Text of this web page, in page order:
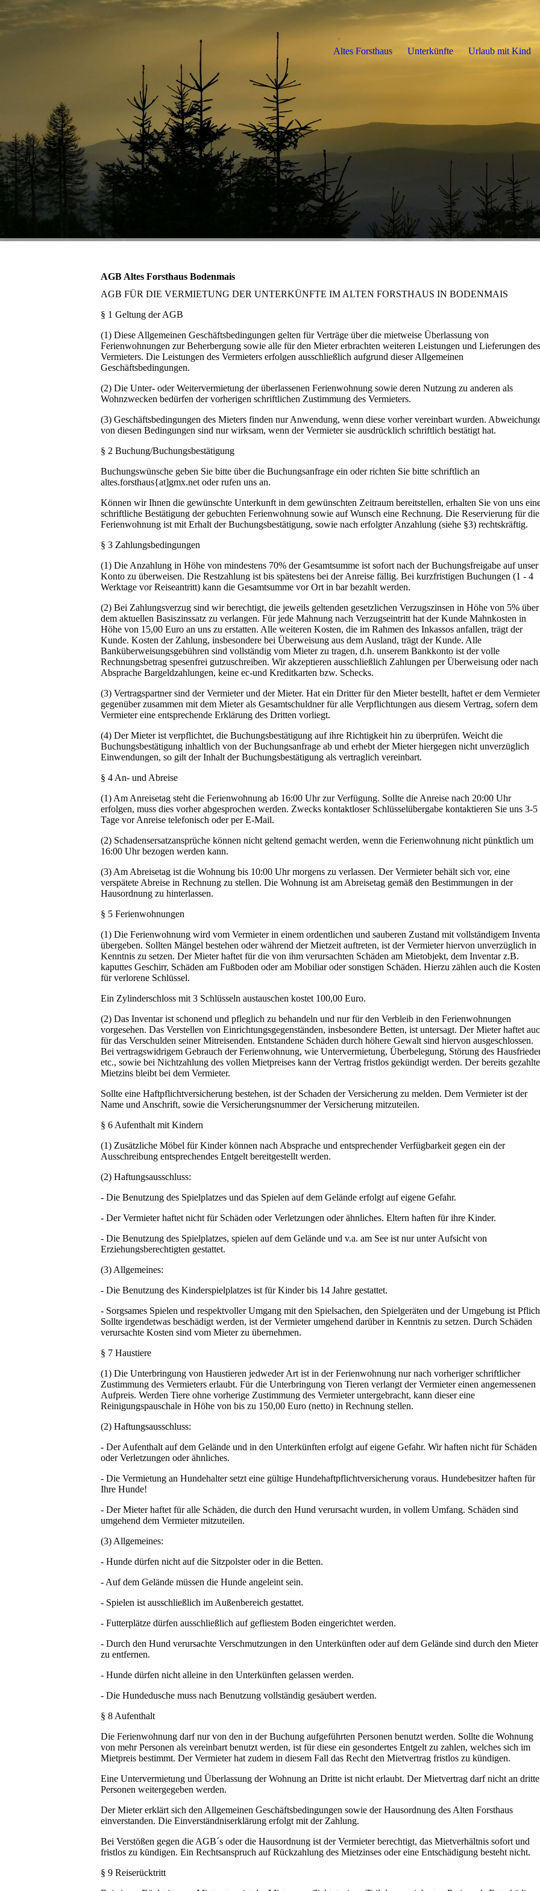
AGB Altes Forsthaus Bodenmais
AGB FÜR DIE VERMIETUNG DER UNTERKÜNFTE IM ALTEN FORSTHAUS IN BODENMAIS
§ 1 Geltung der AGB
(1) Diese Allgemeinen Geschäftsbedingungen gelten für Verträge über die mietweise Überlassung von
Ferienwohnungen zur Beherbergung sowie alle für den Mieter erbrachten weiteren Leistungen und Lieferungen des
Vermieters. Die Leistungen des Vermieters erfolgen ausschließlich aufgrund dieser Allgemeinen
Geschäftsbedingungen.
(2) Die Unter- oder Weitervermietung der überlassenen Ferienwohnung sowie deren Nutzung zu anderen als
Wohnzwecken bedürfen der vorherigen schriftlichen Zustimmung des Vermieters.
(3) Geschäftsbedingungen des Mieters finden nur Anwendung, wenn diese vorher vereinbart wurden.
von diesen Bedingungen sind nur wirksam, wenn der Vermieter sie ausdrücklich schriftlich bestätigt hat.
§ 2 Buchung/Buchungsbestätigung
Buchungswünsche geben Sie bitte über die Buchungsanfrage ein oder richten Sie bitte schriftlich an
altes.forsthaus{at]gmx.net oder rufen uns an.
Können wir Ihnen die gewünschte Unterkunft in dem gewünschten Zeitraum bereitstellen, erhalten Sie von uns
schriftliche Bestätigung der gebuchten Ferienwohnung sowie auf Wunsch eine Rechnung. Die Reservierung für die
Ferienwohnung ist mit Erhalt der Buchungsbestätigung, sowie nach erfolgter Anzahlung (siehe §3) rechtskräftig.
§ 3 Zahlungsbedingungen
(1) Die Anzahlung in Höhe von mindestens 70% der Gesamtsumme ist sofort nach der Buchungsfreigabe auf unser
Konto zu überweisen. Die Restzahlung ist bis spätestens bei der Anreise fällig. Bei kurzfristigen Buchungen (1 - 4
Werktage vor Reiseantritt) kann die Gesamtsumme vor Ort in bar bezahlt werden.
(2) Bei Zahlungsverzug sind wir berechtigt, die jeweils geltenden gesetzlichen Verzugszinsen in Höhe von 5% über
dem aktuellen Basiszinssatz zu verlangen. Für jede Mahnung nach Verzugseintritt hat der Kunde Mahnkosten in
Höhe von 15,00 Euro an uns zu erstatten. Alle weiteren Kosten, die im Rahmen des Inkassos anfallen, trägt der
Kunde. Kosten der Zahlung, insbesondere bei Überweisung aus dem Ausland, trägt der Kunde. Alle
Banküberweisungsgebühren sind vollständig vom Mieter zu tragen, d.h. unserem Bankkonto ist der volle
Rechnungsbetrag spesenfrei gutzuschreiben. Wir akzeptieren ausschließlich Zahlungen per Überweisung oder nach
Absprache Bargeldzahlungen, keine ec-und Kreditkarten bzw. Schecks.
(3) Vertragspartner sind der Vermieter und der Mieter. Hat ein Dritter für den Mieter bestellt, haftet er dem Vermieter
gegenüber zusammen mit dem Mieter als Gesamtschuldner für alle Verpflichtungen aus diesem Vertrag, sofern dem
Vermieter eine entsprechende Erklärung des Dritten vorliegt.
(4) Der Mieter ist verpflichtet, die Buchungsbestätigung auf ihre Richtigkeit hin zu überprüfen. Weicht die
Buchungsbestätigung inhaltlich von der Buchungsanfrage ab und erhebt der Mieter hiergegen nicht unverzüglich
Einwendungen, so gilt der Inhalt der Buchungsbestätigung als vertraglich vereinbart.
§ 4 An- und Abreise
(1) Am Anreisetag steht die Ferienwohnung ab 16:00 Uhr zur Verfügung. Sollte die Anreise nach 20:00 Uhr
erfolgen, muss dies vorher abgesprochen werden. Zwecks kontaktloser Schlüsselübergabe kontaktieren Sie uns 3-5
Tage vor Anreise telefonisch oder per E-Mail.
(2) Schadensersatzansprüche können nicht geltend gemacht werden, wenn die Ferienwohnung nicht pünktlich um
16:00 Uhr bezogen werden kann.
(3) Am Abreisetag ist die Wohnung bis 10:00 Uhr morgens zu verlassen. Der Vermieter behält sich vor, eine
verspätete Abreise in Rechnung zu stellen. Die Wohnung ist am Abreisetag gemäß den Bestimmungen in der
Hausordnung zu hinterlassen.
§ 5 Ferienwohnungen
(1) Die Ferienwohnung wird vom Vermieter in einem ordentlichen und sauberen Zustand mit vollständigem
übergeben. Sollten Mängel bestehen oder während der Mietzeit auftreten, ist der Vermieter hiervon unverzüglich in
Kenntnis zu setzen. Der Mieter haftet für die von ihm verursachten Schäden am Mietobjekt, dem Inventar z.B.
kaputtes Geschirr, Schäden am Fußboden oder am Mobiliar oder sonstigen Schäden. Hierzu zählen auch die Kosten
für verlorene Schlüssel.
Ein Zylinderschloss mit 3 Schlüsseln austauschen kostet 100,00 Euro.
(2) Das Inventar ist schonend und pfleglich zu behandeln und nur für den Verbleib in den Ferienwohnungen
vorgesehen. Das Verstellen von Einrichtungsgegenständen, insbesondere Betten, ist untersagt. Der Mieter haftet
für das Verschulden seiner Mitreisenden. Entstandene Schäden durch höhere Gewalt sind hiervon ausgeschlossen.
Bei vertragswidrigem Gebrauch der Ferienwohnung, wie Untervermietung, Überbelegung, Störung des
etc., sowie bei Nichtzahlung des vollen Mietpreises kann der Vertrag fristlos gekündigt werden. Der bereits gezahlte
Mietzins bleibt bei dem Vermieter.
Sollte eine Haftpflichtversicherung bestehen, ist der Schaden der Versicherung zu melden. Dem Vermieter ist der
Name und Anschrift, sowie die Versicherungsnummer der Versicherung mitzuteilen.
§ 6 Aufenthalt mit Kindern
(1) Zusätzliche Möbel für Kinder können nach Absprache und entsprechender Verfügbarkeit gegen ein der
Ausschreibung entsprechendes Entgelt bereitgestellt werden.
(2) Haftungsausschluss:
- Die Benutzung des Spielplatzes und das Spielen auf dem Gelände erfolgt auf eigene Gefahr.
- Der Vermieter haftet nicht für Schäden oder Verletzungen oder ähnliches. Eltern haften für ihre Kinder.
- Die Benutzung des Spielplatzes, spielen auf dem Gelände und v.a. am See ist nur unter Aufsicht von
Erziehungsberechtigten gestattet.
(3) Allgemeines:
- Die Benutzung des Kinderspielplatzes ist für Kinder bis 14 Jahre gestattet.
- Sorgsames Spielen und respektvoller Umgang mit den Spielsachen, den Spielgeräten und der Umgebung ist
Sollte irgendetwas beschädigt werden, ist der Vermieter umgehend darüber in Kenntnis zu setzen. Durch Schäden
verursachte Kosten sind vom Mieter zu übernehmen.
§ 7 Haustiere
(1) Die Unterbringung von Haustieren jedweder Art ist in der Ferienwohnung nur nach vorheriger schriftlicher
Zustimmung des Vermieters erlaubt. Für die Unterbringung von Tieren verlangt der Vermieter einen angemessenen
Aufpreis. Werden Tiere ohne vorherige Zustimmung des Vermieter untergebracht, kann dieser eine
Reinigungspauschale in Höhe von bis zu 150,00 Euro (netto) in Rechnung stellen.
(2) Haftungsausschluss:
- Der Aufenthalt auf dem Gelände und in den Unterkünften erfolgt auf eigene Gefahr. Wir haften nicht für Schäden
oder Verletzungen oder ähnliches.
- Die Vermietung an Hundehalter setzt eine gültige Hundehaftpflichtversicherung voraus. Hundebesitzer haften für
Ihre Hunde!
- Der Mieter haftet für alle Schäden, die durch den Hund verursacht wurden, in vollem Umfang. Schäden sind
umgehend dem Vermieter mitzuteilen.
(3) Allgemeines:
- Hunde dürfen nicht auf die Sitzpolster oder in die Betten.
- Auf dem Gelände müssen die Hunde angeleint sein.
- Spielen ist ausschließlich im Außenbereich gestattet.
- Futterplätze dürfen ausschließlich auf gefliestem Boden eingerichtet werden.
- Durch den Hund verursachte Verschmutzungen in den Unterkünften oder auf dem Gelände sind durch den Mieter
zu entfernen.
- Hunde dürfen nicht alleine in den Unterkünften gelassen werden.
- Die Hundedusche muss nach Benutzung vollständig gesäubert werden.
§ 8 Aufenthalt
Die Ferienwohnung darf nur von den in der Buchung aufgeführten Personen benutzt werden. Sollte die Wohnung
von mehr Personen als vereinbart benutzt werden, ist für diese ein gesondertes Entgelt zu zahlen, welches sich im
Mietpreis bestimmt. Der Vermieter hat zudem in diesem Fall das Recht den Mietvertrag fristlos zu kündigen.
Eine Untervermietung und Überlassung der Wohnung an Dritte ist nicht erlaubt. Der Mietvertrag darf nicht an dritte
Personen weitergegeben werden.
Der Mieter erklärt sich den Allgemeinen Geschäftsbedingungen sowie der Hausordnung des Alten Forsthaus
einverstanden. Die Einverständniserklärung erfolgt mit der Zahlung.
Bei Verstößen gegen die AGB´s oder die Hausordnung ist der Vermieter berechtigt, das Mietverhältnis sofort und
fristlos zu kündigen. Ein Rechtsanspruch auf Rückzahlung des Mietzinses oder eine Entschädigung besteht nicht.
§ 9 Reiserücktritt
Altes Forsthaus Unterkünfte Urlaub mit Kind